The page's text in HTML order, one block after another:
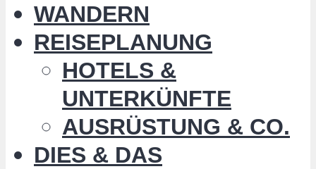
WANDERN
REISEPLANUNG
HOTELS &
UNTERKÜNFTE
AUSRÜSTUNG & CO.
DIES & DAS